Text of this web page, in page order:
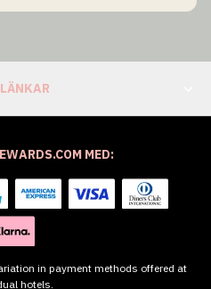
MED:
in payment methods offered at
hotels.